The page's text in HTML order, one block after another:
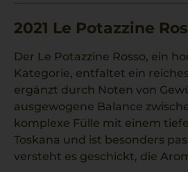
2021 Le Potazzine
Der Le Potazzine Rosso, ein
Kategorie, entfaltet ein
ergänzt durch Noten von
ausgewogene Balance
komplexe Fülle mit einem
Toskana und ist besonders
versteht es geschickt, die